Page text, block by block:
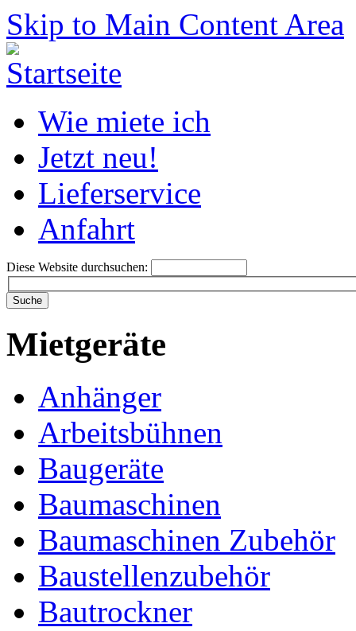
Skip to Main Content Area
Wie miete ich
Jetzt neu!
Lieferservice
Anfahrt
Diese Website durchsuchen:
Mietgeräte
Anhänger
Arbeitsbühnen
Baugeräte
Baumaschinen
Baumaschinen Zubehör
Baustellenzubehör
Bautrockner